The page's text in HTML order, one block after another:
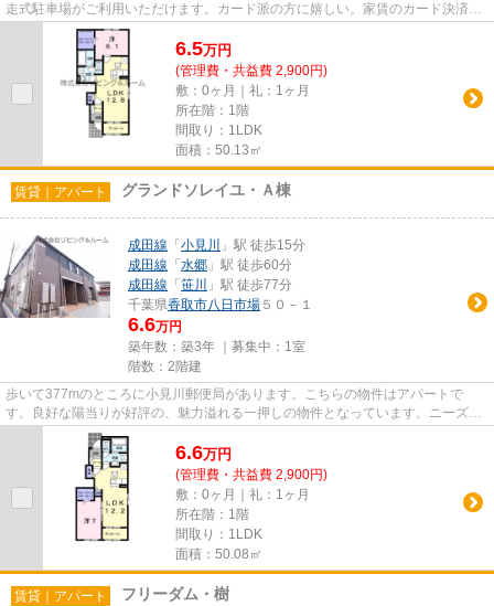
走式駐車場がご利用いただけます。カード派の方に嬉しい。家賃のカード決済が
可能です。こちらの物件はア...
6.5万円
(管理費・共益費 2,900円)
敷：0ヶ月｜礼：1ヶ月
所在階：1階
間取り：1LDK
面積：50.13㎡
賃貸｜アパート グランドソレイユ・Ａ棟
成田線 「 小見川
」駅 徒歩15分
成田線 「 水郷 」駅 徒歩60分
成田線 「 笹川
」駅 徒歩77分
千葉県香取市八日市場 ５０－１
6.6万円
築年数：築3年 ｜募集中： 1室
階数：2階建
歩いて377mのところに小見川郵便局があります。こちらの物件はアパートで
す。良好な陽当りが好評の、魅力溢れる一押しの物件となっています。ニーズの
高い家賃のカード決済が可能です...
6.6万円
(管理費・共益費 2,900円)
敷：0ヶ月｜礼：1ヶ月
所在階：1階
間取り：1LDK
面積：50.08㎡
賃貸｜アパート フリーダム・樹